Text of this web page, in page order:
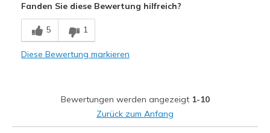
Breathe Well
Comfortable
Feels true to width
Sizing
Feels true to size
Fanden Sie diese Bewertung hilfreich?
5 1
Diese Bewertung markieren
Bewertungen werden angezeigt 1-10
Zurück zum Anfang